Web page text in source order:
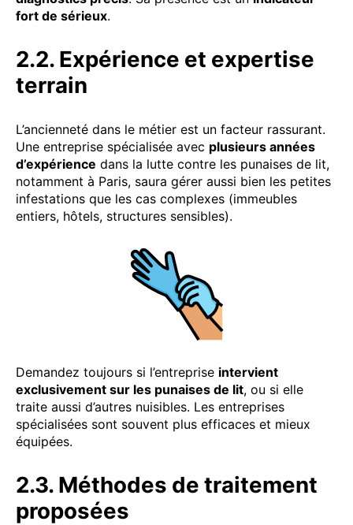
fort de sérieux.
2.2. Expérience et expertise
terrain
L’ancienneté dans le métier est un facteur rassurant.
Une entreprise spécialisée avec plusieurs années
d’expérience dans la lutte contre les punaises de lit,
notamment à Paris, saura gérer aussi bien les petites
infestations que les cas complexes (immeubles
entiers, hôtels, structures sensibles).
Demandez toujours si l’entreprise intervient
exclusivement sur les punaises de lit, ou si elle
traite aussi d’autres nuisibles. Les entreprises
spécialisées sont souvent plus efficaces et mieux
équipées.
2.3. Méthodes de traitement
proposées